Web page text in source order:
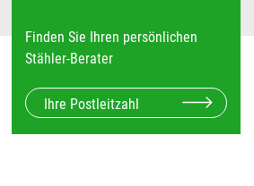
Finden Sie Ihren persönlichen
Stähler-Berater